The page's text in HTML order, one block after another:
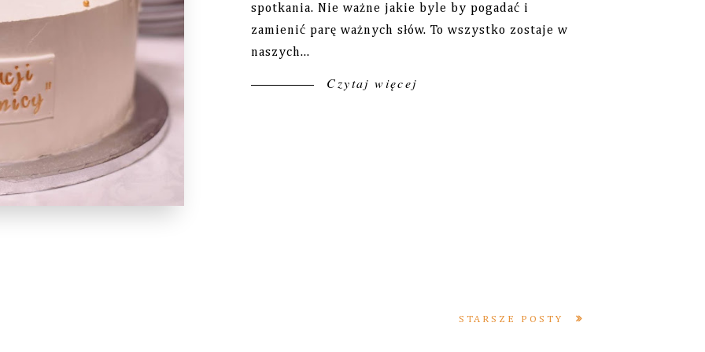
spotkania. Nie ważne jakie byle by pogadać i
zamienić parę ważnych słów. To wszystko zostaje w
naszych...
Czytaj więcej
STARSZE POSTY